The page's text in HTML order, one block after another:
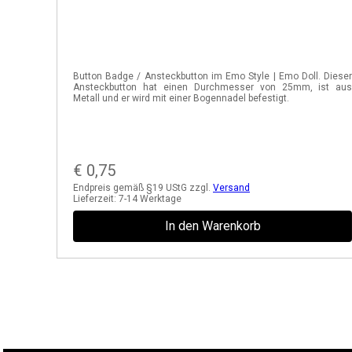
Button Badge / Ansteckbutton im Emo Style | Emo Doll. Dieser
Ansteckbutton hat einen Durchmesser von 25mm, ist aus
Metall und er wird mit einer Bogennadel befestigt.
€ 0,75
Endpreis gemäß §19 UStG zzgl. Versand
Lieferzeit: 7-14 Werktage
In den Warenkorb